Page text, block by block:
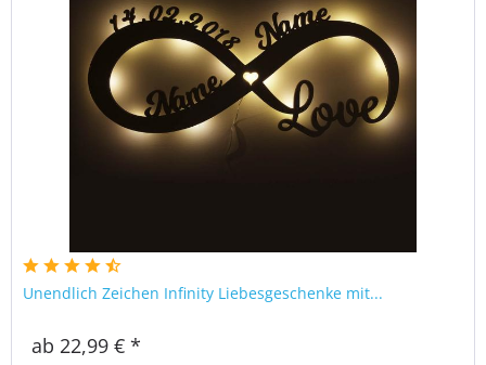
Unendlich Zeichen Infinity Liebesgeschenke mit...
ab 22,99 € *